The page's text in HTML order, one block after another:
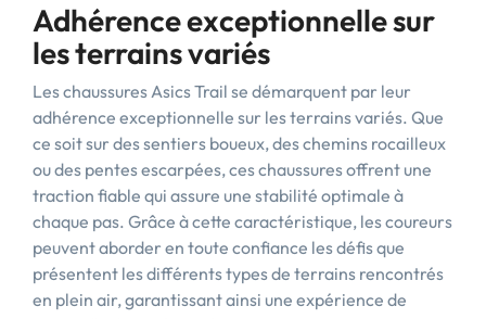
Adhérence exceptionnelle sur
les terrains variés
Les chaussures Asics Trail se démarquent par leur
adhérence exceptionnelle sur les terrains variés. Que
ce soit sur des sentiers boueux, des chemins rocailleux
ou des pentes escarpées, ces chaussures offrent une
traction fiable qui assure une stabilité optimale à
chaque pas. Grâce à cette caractéristique, les coureurs
peuvent aborder en toute confiance les défis que
présentent les différents types de terrains rencontrés
en plein air, garantissant ainsi une expérience de